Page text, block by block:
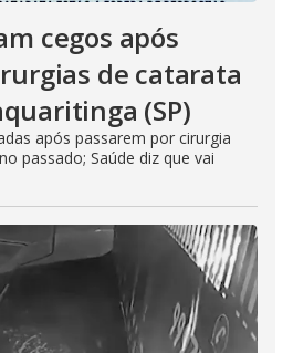
cegos após
de catarata
(SP)
após passarem por cirurgia
passado; Saúde diz que vai